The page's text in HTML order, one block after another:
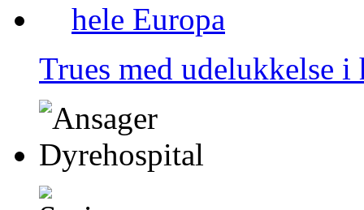
Trues med udelukkelse i